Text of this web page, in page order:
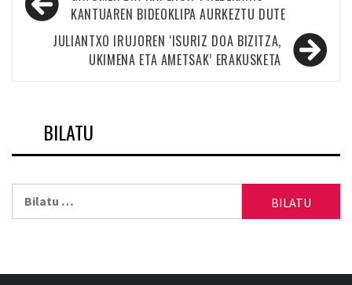
zehar
nabigatu
KANTUAREN BIDEOKLIPA AURKEZTU DUTE
JULIANTXO IRUJOREN ‘ISURIZ DOA BIZITZA,
UKIMENA ETA AMETSAK’ ERAKUSKETA
BILATU